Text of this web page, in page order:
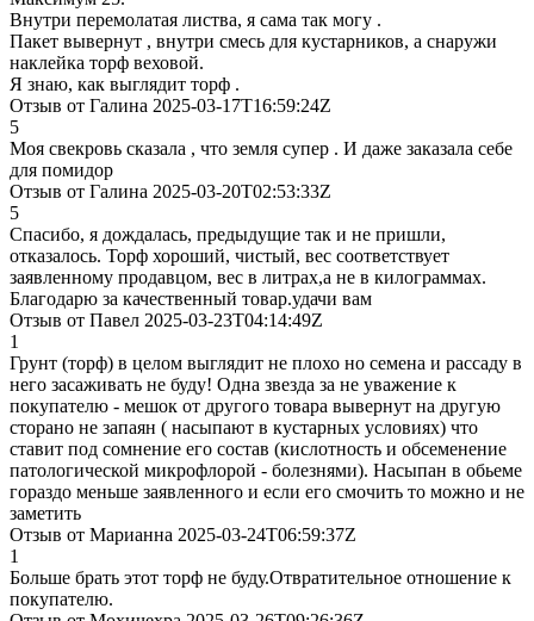
Внутри перемолатая листва, я сама так могу .
Пакет вывернут , внутри смесь для кустарников, а снаружи
наклейка торф веховой.
Я знаю, как выглядит торф .
Отзыв от Галина 2025-03-17T16:59:24Z
5
Моя свекровь сказала , что земля супер . И даже заказала себе
для помидор
Отзыв от Галина 2025-03-20T02:53:33Z
5
Спасибо, я дождалась, предыдущие так и не пришли,
отказалось. Торф хороший, чистый, вес соответствует
заявленному продавцом, вес в литрах,а не в килограммах.
Благодарю за качественный товар.удачи вам
Отзыв от Павел 2025-03-23T04:14:49Z
1
Грунт (торф) в целом выглядит не плохо но семена и рассаду в
него засаживать не буду! Одна звезда за не уважение к
покупателю - мешок от другого товара вывернут на другую
сторано не запаян ( насыпают в кустарных условиях) что
ставит под сомнение его состав (кислотность и обсеменение
патологической микрофлорой - болезнями). Насыпан в обьеме
гораздо меньше заявленного и если его смочить то можно и не
заметить
Отзыв от Марианна 2025-03-24T06:59:37Z
1
Больше брать этот торф не буду.Отвратительное отношение к
покупателю.